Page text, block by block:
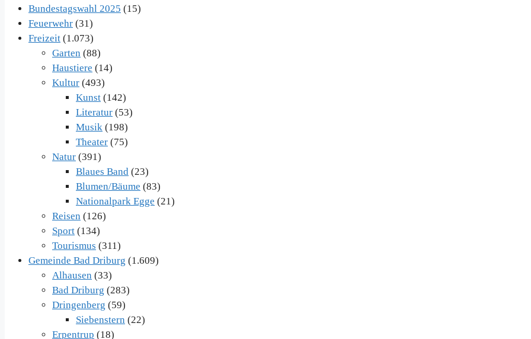
Bundestagswahl 2025 (15)
Feuerwehr (31)
Freizeit (1.073)
Garten (88)
Haustiere (14)
Kultur (493)
Kunst (142)
Literatur (53)
Musik (198)
Theater (75)
Natur (391)
Blaues Band (23)
Blumen/Bäume (83)
Nationalpark Egge (21)
Reisen (126)
Sport (134)
Tourismus (311)
Gemeinde Bad Driburg (1.609)
Alhausen (33)
Bad Driburg (283)
Dringenberg (59)
Siebenstern (22)
Erpentrup (18)